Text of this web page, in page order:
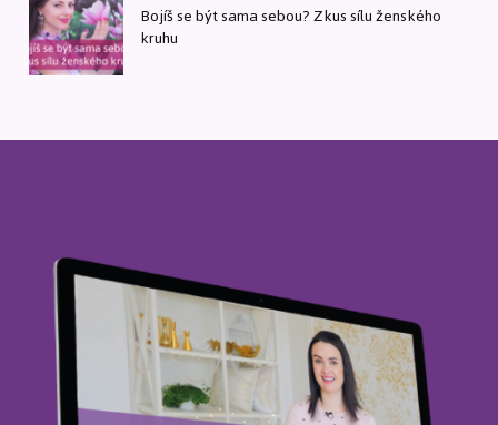
Bojíš se být sama sebou? Zkus sílu ženského
kruhu